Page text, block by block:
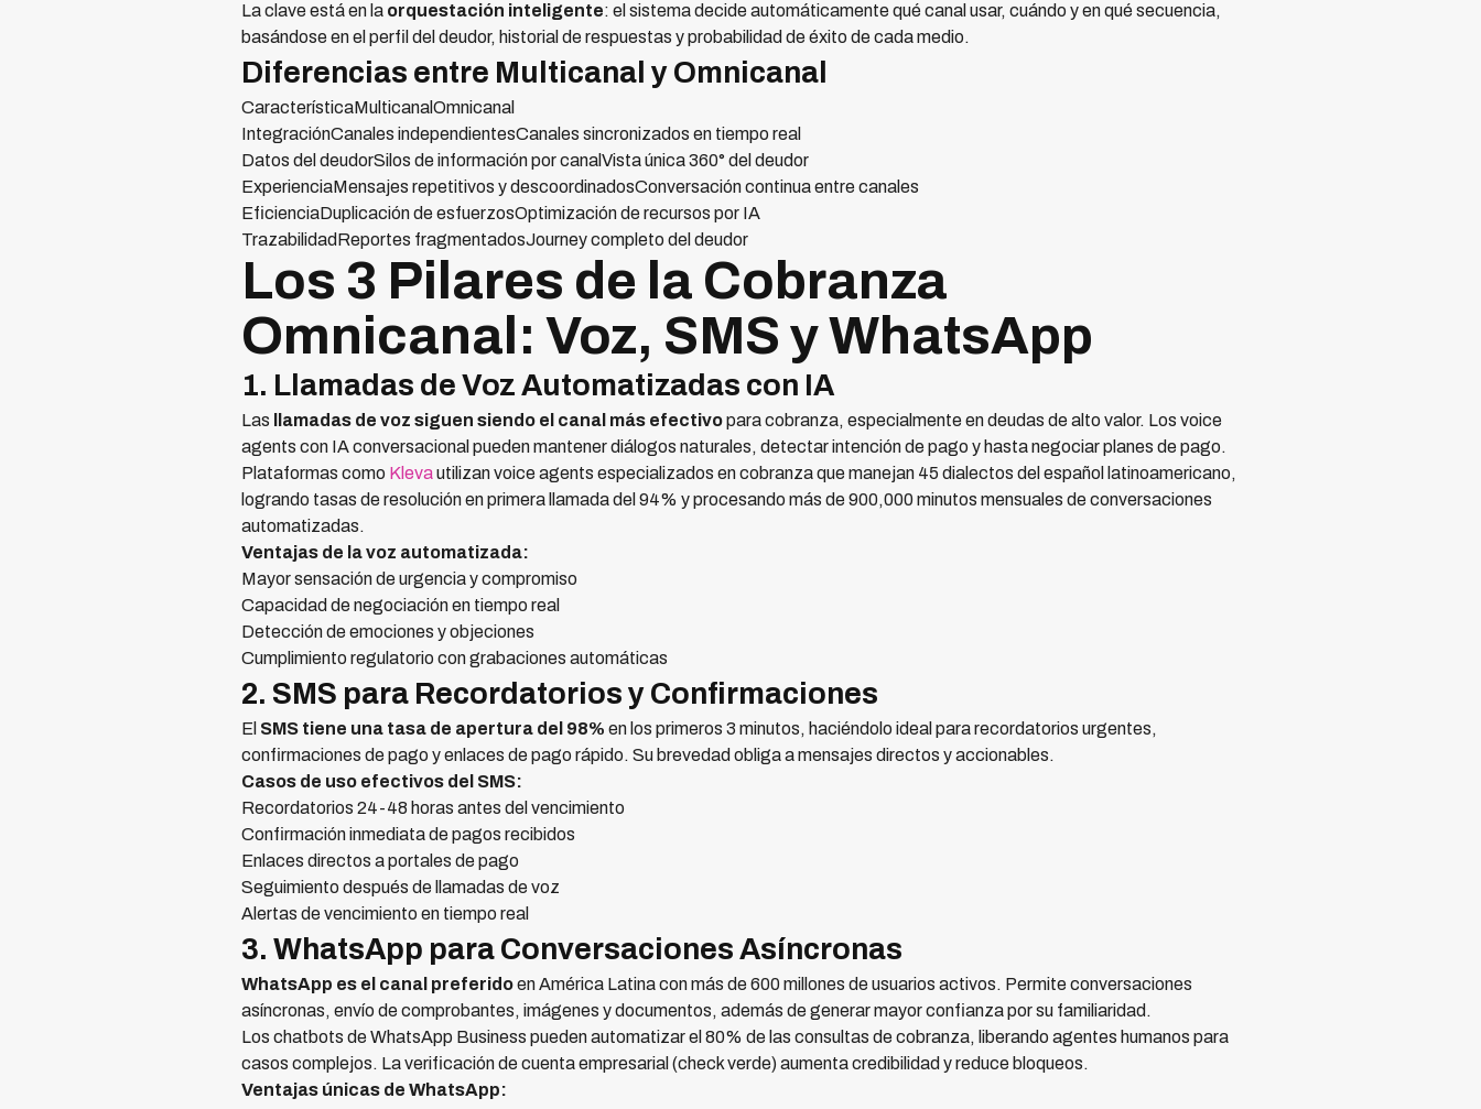
La clave está en la orquestación inteligente: el sistema decide automáticamente qué canal usar, cuándo y en qué secuencia,
basándose en el perfil del deudor, historial de respuestas y probabilidad de éxito de cada medio.
Diferencias entre Multicanal y Omnicanal
CaracterísticaMulticanalOmnicanal
IntegraciónCanales independientesCanales sincronizados en tiempo real
Datos del deudorSilos de información por canalVista única 360° del deudor
ExperienciaMensajes repetitivos y descoordinadosConversación continua entre canales
EficienciaDuplicación de esfuerzosOptimización de recursos por IA
TrazabilidadReportes fragmentadosJourney completo del deudor
Los 3 Pilares de la Cobranza
Omnicanal: Voz, SMS y WhatsApp
1. Llamadas de Voz Automatizadas con IA
Las llamadas de voz siguen siendo el canal más efectivopara cobranza, especialmente en deudas de alto valor. Los voice
agents con IA conversacional pueden mantener diálogos naturales, detectar intención de pago y hasta negociar planes de pago.
Plataformas como Klevautilizan voice agents especializados en cobranza que manejan 45 dialectos del español latinoamericano,
logrando tasas de resolución en primera llamada del 94% y procesando más de 900,000 minutos mensuales de conversaciones
automatizadas.
Ventajas de la voz automatizada:
Mayor sensación de urgencia y compromiso
Capacidad de negociación en tiempo real
Detección de emociones y objeciones
Cumplimiento regulatorio con grabaciones automáticas
2. SMS para Recordatorios y Confirmaciones
El SMS tiene una tasa de apertura del 98% en los primeros 3 minutos, haciéndolo ideal para recordatorios urgentes,
confirmaciones de pago y enlaces de pago rápido. Su brevedad obliga a mensajes directos y accionables.
Casos de uso efectivos del SMS:
Recordatorios 24-48 horas antes del vencimiento
Confirmación inmediata de pagos recibidos
Enlaces directos a portales de pago
Seguimiento después de llamadas de voz
Alertas de vencimiento en tiempo real
3. WhatsApp para Conversaciones Asíncronas
WhatsApp es el canal preferidoen América Latina con más de 600 millones de usuarios activos. Permite conversaciones
asíncronas, envío de comprobantes, imágenes y documentos, además de generar mayor confianza por su familiaridad.
Los chatbots de WhatsApp Business pueden automatizar el 80% de las consultas de cobranza, liberando agentes humanos para
casos complejos. La verificación de cuenta empresarial (check verde) aumenta credibilidad y reduce bloqueos.
Ventajas únicas de WhatsApp: